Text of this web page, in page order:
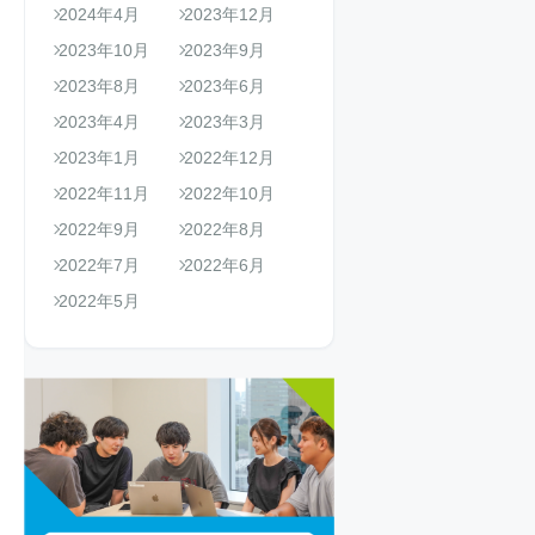
2024年4月
2023年12月
2023年10月
2023年9月
2023年8月
2023年6月
2023年4月
2023年3月
2023年1月
2022年12月
2022年11月
2022年10月
2022年9月
2022年8月
2022年7月
2022年6月
2022年5月